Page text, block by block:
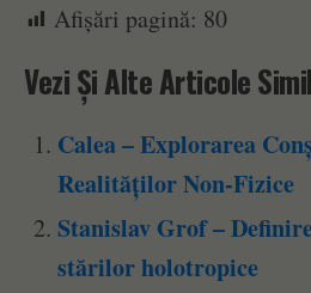
Afișări pagină: 80
Vezi Și Alte Articole
Calea – Explorarea
Realităților Non-Fizice
Stanislav Grof –
stărilor holotropice